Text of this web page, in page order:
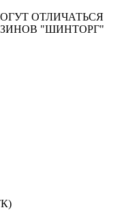
ОТЛИЧАТЬСЯ
"ШИНТОРГ"